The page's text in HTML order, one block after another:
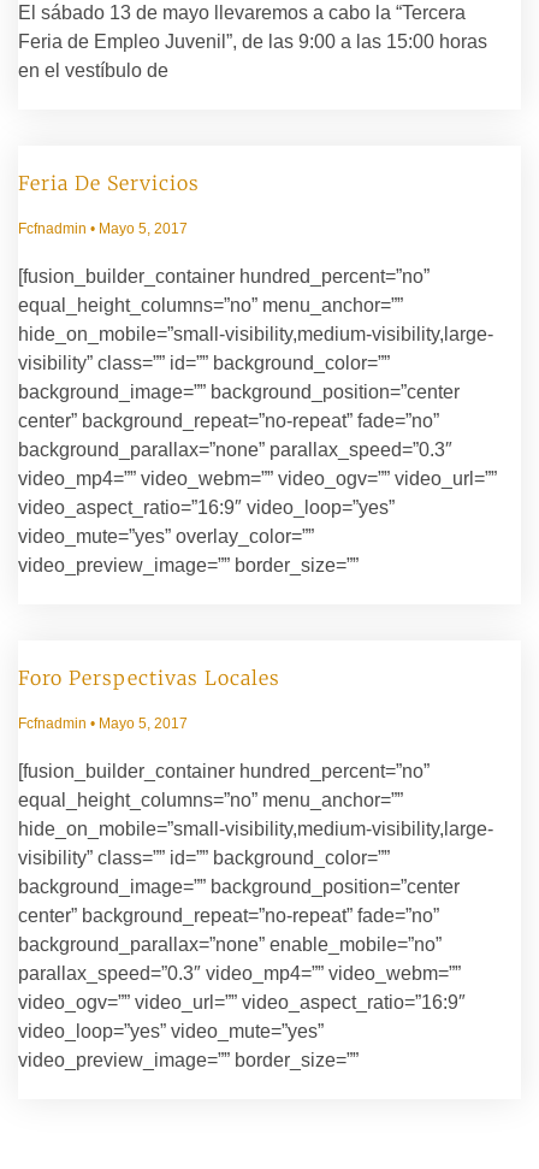
El sábado 13 de mayo llevaremos a cabo la “Tercera
Feria de Empleo Juvenil”, de las 9:00 a las 15:00 horas
en el vestíbulo de
Feria De Servicios
Fcfnadmin Mayo 5, 2017
[fusion_builder_container hundred_percent=”no”
equal_height_columns=”no” menu_anchor=””
hide_on_mobile=”small-visibility,medium-visibility,large-
visibility” class=”” id=”” background_color=””
background_image=”” background_position=”center
center” background_repeat=”no-repeat” fade=”no”
background_parallax=”none” parallax_speed=”0.3″
video_mp4=”” video_webm=”” video_ogv=”” video_url=””
video_aspect_ratio=”16:9″ video_loop=”yes”
video_mute=”yes” overlay_color=””
video_preview_image=”” border_size=””
Foro Perspectivas Locales
Fcfnadmin Mayo 5, 2017
[fusion_builder_container hundred_percent=”no”
equal_height_columns=”no” menu_anchor=””
hide_on_mobile=”small-visibility,medium-visibility,large-
visibility” class=”” id=”” background_color=””
background_image=”” background_position=”center
center” background_repeat=”no-repeat” fade=”no”
background_parallax=”none” enable_mobile=”no”
parallax_speed=”0.3″ video_mp4=”” video_webm=””
video_ogv=”” video_url=”” video_aspect_ratio=”16:9″
video_loop=”yes” video_mute=”yes”
video_preview_image=”” border_size=””